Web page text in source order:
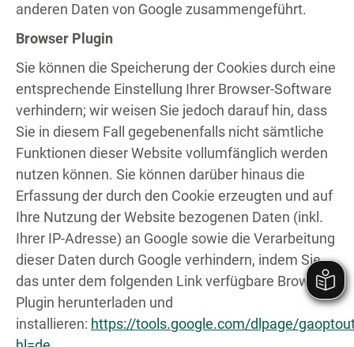
anderen Daten von Google zusammengeführt.
Browser Plugin
Sie können die Speicherung der Cookies durch eine
entsprechende Einstellung Ihrer Browser-Software
verhindern; wir weisen Sie jedoch darauf hin, dass
Sie in diesem Fall gegebenenfalls nicht sämtliche
Funktionen dieser Website vollumfänglich werden
nutzen können. Sie können darüber hinaus die
Erfassung der durch den Cookie erzeugten und auf
Ihre Nutzung der Website bezogenen Daten (inkl.
Ihrer IP-Adresse) an Google sowie die Verarbeitung
dieser Daten durch Google verhindern, indem Sie
das unter dem folgenden Link verfügbare Browser-
Plugin herunterladen und
installieren: https://tools.google.com/dlpage/